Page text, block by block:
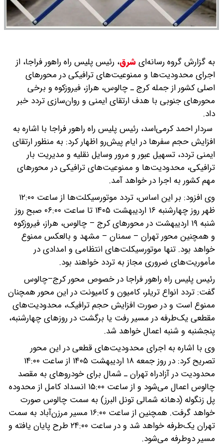
به گزارش گروه رسانه‌ایشرق، رئیس پلیس راه راهور فراجا، از
اجرای محدودیت‌ها و ممنوعیت‌های ترافیکی در محورهای
اصلی کشور از جمله کرج ـ چالوس، هراز، فیروزکوه و برخی
محورهای جنوبی با هدف ارتقای ایمنی و روان‌سازی تردد خبر
داد.
سردار احمد کرمی‌اسد، رئیس پلیس راه راهور فراجا با اشاره به
افزایش حجم سفرها در ایام پیش‌رو اظهار کرد: به منظور ارتقای
ایمنی تردد، تسهیل عبور و مرور وسایل نقلیه و مدیریت بار
ترافیکی، محدودیت‌ها و ممنوعیت‌های ترافیکی در محورهای
مهم کشور به اجرا در خواهد آمد.
وی افزود: بر این اساس، تردد موتورسیکلت‌ها از ساعت ۱۲:۰۰
ظهر روز چهارشنبه ۱۶ اردیبهشت ۱۴۰۵ تا ساعت ۰۶:۰۰ صبح روز
شنبه ۱۹ اردیبهشت در محورهای کرج – چالوس، هراز، فیروزکوه
و همچنین محور تهران – سمنان – مشهد و بالعکس ممنوع
خواهد بود. تنها موتورسیکلت‌های انتظامی و امدادی در
مأموریت‌های ضروری مجاز به تردد خواهند بود.
رئیس پلیس راه راهور فراجا در خصوص محور کرج–چالوس
گفت: تردد انواع تریلر، کامیون و کامیونت در این محور همچنان
ممنوع است و در صورت افزایش حجم ترافیک، محدودیت‌های
مقطعی یک‌طرفه در مسیر رفت یا برگشت در روزهای چهارشنبه،
پنجشنبه و شنبه اعمال خواهد شد.
وی با اشاره به اجرای محدودیت‌های قطعی در این محور
تصریح کرد: در روز جمعه ۱۸ اردیبهشت ۱۴۰۵ از ساعت ۱۴:۰۰
محدودیت در آزادراه تهران ـ شمال برای خودروهای به مقصد
چالوس اعمال می‌شود و از ساعت ۱۵:۰۰ انسداد کامل از محدوده
پل زنگوله (دهانه شمالی تونل البرز) به سمت چالوس صورت
خواهد گرفت. همچنین از ساعت ۱۶:۰۰ مسیر مرزن‌آباد به سمت
تهران یک‌طرفه خواهد شد و در ساعت ۲۴:۰۰ طرح پایان یافته و
مسیر دوطرفه می‌شود.